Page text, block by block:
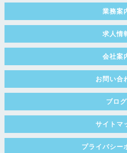
業務案
求人情
会社案
お問い合
ブログ
サイトマ
プライバシー